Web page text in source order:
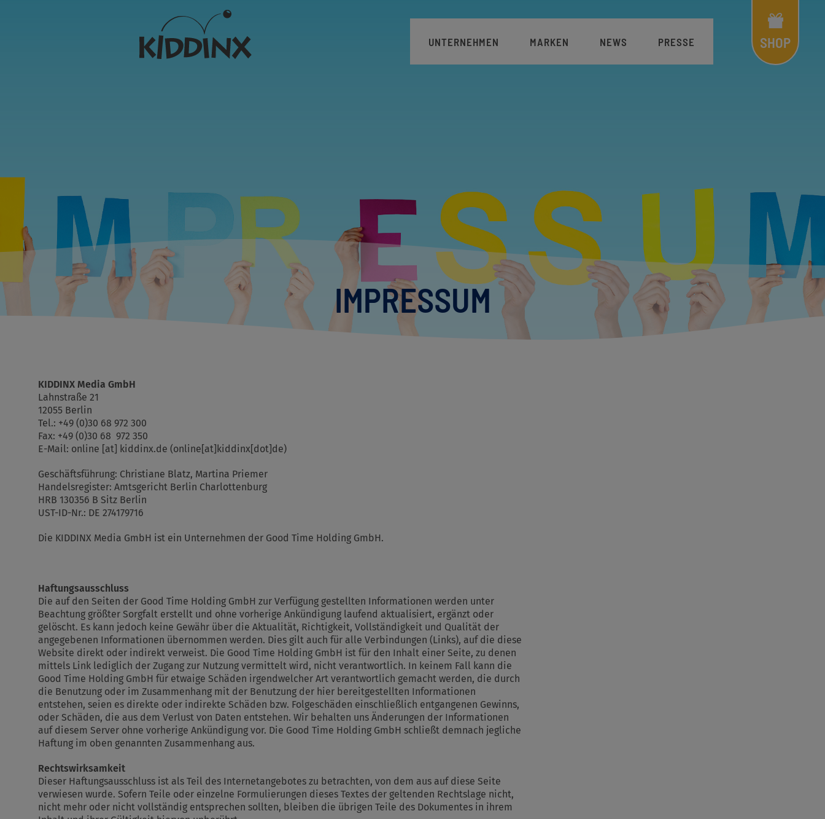
UNTERNEHMEN MARKEN NEWS PRESSE
Menü
SHOP
IMPRESSUM
KIDDINX Media GmbH
Lahnstraße 21
12055 Berlin
Tel.: +49 (0)30 68 972 300
Fax: +49 (0)30 68 972 350
E-Mail: online [at] kiddinx.de (online[at]kiddinx[dot]de)
Geschäftsführung: Christiane Blatz, Martina Priemer
Handelsregister: Amtsgericht Berlin Charlottenburg
HRB 130356 B Sitz Berlin
UST-ID-Nr.: DE 274179716
Die KIDDINX Media GmbH ist ein Unternehmen der Good Time Holding GmbH.
Haftungsausschluss
Die auf den Seiten der Good Time Holding GmbH zur Verfügung gestellten Informationen werden unter
Beachtung größter Sorgfalt erstellt und ohne vorherige Ankündigung laufend aktualisiert, ergänzt oder
gelöscht. Es kann jedoch keine Gewähr über die Aktualität, Richtigkeit, Vollständigkeit und Qualität der
angegebenen Informationen übernommen werden. Dies gilt auch für alle Verbindungen (Links), auf die diese
Website direkt oder indirekt verweist. Die Good Time Holding GmbH ist für den Inhalt einer Seite, zu denen
mittels Link lediglich der Zugang zur Nutzung vermittelt wird, nicht verantwortlich. In keinem Fall kann die
Good Time Holding GmbH für etwaige Schäden irgendwelcher Art verantwortlich gemacht werden, die durch
die Benutzung oder im Zusammenhang mit der Benutzung der hier bereitgestellten Informationen
entstehen, seien es direkte oder indirekte Schäden bzw. Folgeschäden einschließlich entgangenen Gewinns,
oder Schäden, die aus dem Verlust von Daten entstehen. Wir behalten uns Änderungen der Informationen
auf diesem Server ohne vorherige Ankündigung vor. Die Good Time Holding GmbH schließt demnach jegliche
Haftung im oben genannten Zusammenhang aus.
Rechtswirksamkeit
Dieser Haftungsausschluss ist als Teil des Internetangebotes zu betrachten, von dem aus auf diese Seite
verwiesen wurde. Sofern Teile oder einzelne Formulierungen dieses Textes der geltenden Rechtslage nicht,
nicht mehr oder nicht vollständig entsprechen sollten, bleiben die übrigen Teile des Dokumentes in ihrem